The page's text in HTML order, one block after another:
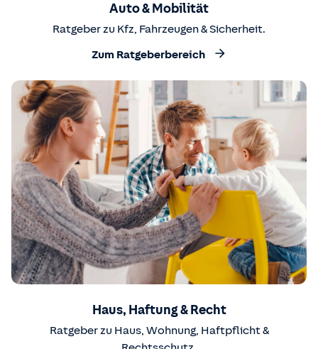
Auto & Mobilität
Ratgeber zu Kfz, Fahrzeugen & Sicherheit.
Zum Ratgeberbereich
Haus, Haftung & Recht
Ratgeber zu Haus, Wohnung, Haftpflicht &